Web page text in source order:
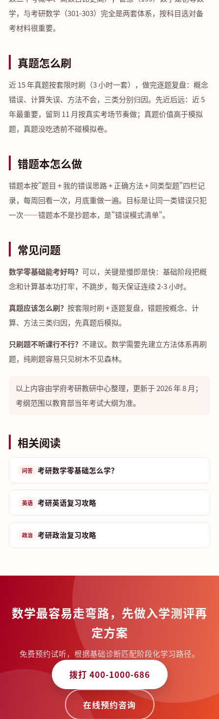
学，与考研数学（301-303）完全是两套体系，按科目选对备
考材料很重要。
真题怎么刷
近 15 年真题按套限时刷（3 小时一套），做完逐题复盘：概念
错误、计算失误、方法不会，三类分别归因。先近后远：近 5
年最重要，留到 11 月按真实考场节奏做；真题价值高于模拟
题，真题没吃透前不碰模拟卷。
错题本怎么做
错题本按"题目 + 我的错误思路 + 正确方法 + 同类型题"四栏记
录，每周回看一次，月底重做一遍。目标是让同一类错误只犯
一次——错题本不是抄题本，是"错误模式清单"。
常见问题
数学零基础能考好吗？ 可以，关键是慢即是快：基础阶段把概
念和计算基本功打牢，不跳步，每天保证连续 2-3 小时。
真题应该怎么刷？ 按套限时刷 + 逐题复盘，错题按概念、计
算、方法三类归因，先真题后模拟。
只刷题不听课行不行？ 不建议。数学需要先建立方法体系再刷
题，纯刷题容易只见树木不见森林。
以上内容由学府考研教研中心整理，更新于 2026 年 8 月；
考纲范围以教育部当年考试大纲为准。
相关阅读
问答 考研数学零基础怎么学？
英语 考研英语复习攻略
政治 考研政治复习攻略
数学最容易走弯路，先做入学测评再
定方案
免费预约试听，根据基础诊断匹配阶段化学习路径。
拨打 400-1000-686
在线预约咨询